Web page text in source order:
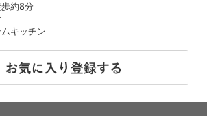
約8分
キッチン